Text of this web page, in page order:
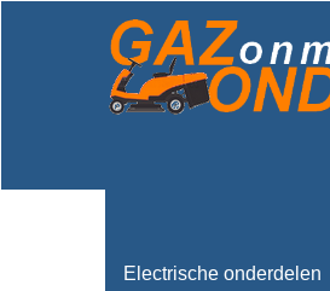
Electrische onderdelen